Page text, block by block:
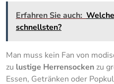
Erfahren Sie auch:
schnellsten?
Man muss kein Fan von
zu lustige Herrensocken zu
Essen, Getränken oder